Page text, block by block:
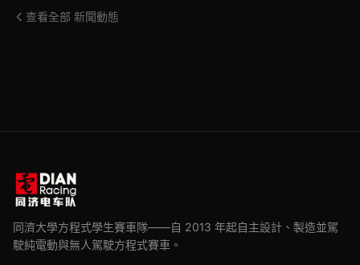
查看全部 新聞動態
同濟大學方程式學生賽車隊——自 2013 年起自主設計、製造並駕
駛純電動與無人駕駛方程式賽車。